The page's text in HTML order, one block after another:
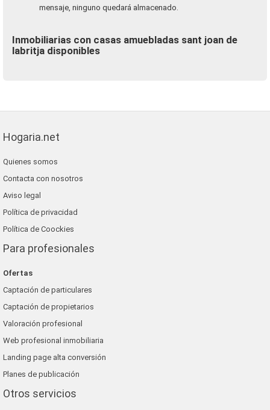
mensaje, ninguno quedará almacenado.
Inmobiliarias con casas amuebladas sant joan de
labritja disponibles
Hogaria.net
Quienes somos
Contacta con nosotros
Aviso legal
Política de privacidad
Política de Coockies
Para profesionales
Ofertas
Captación de particulares
Captación de propietarios
Valoración profesional
Web profesional inmobiliaria
Landing page alta conversión
Planes de publicación
Otros servicios